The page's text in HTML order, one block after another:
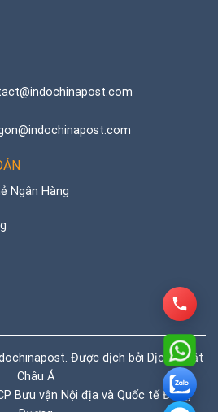
Ngân Hàng
Được dịch bởi Dịch thuật
Châu Á
Bưu vận Nội địa và Quốc tế Đông